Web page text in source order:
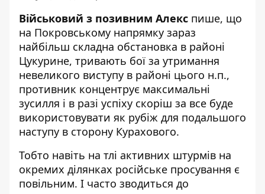
Військовий з позивним Алекс пише, що
на Покровському напрямку зараз
найбільш складна обстановка в районі
Цукурине, тривають бої за утримання
невеликого виступу в районі цього н.п.,
противник концентрує максимальні
зусилля і в разі успіху скоріш за все буде
використовувати як рубіж для подальшого
наступу в сторону Курахового.
Тобто навіть на тлі активних штурмів на
окремих ділянках російське просування є
повільним. І часто зводиться до